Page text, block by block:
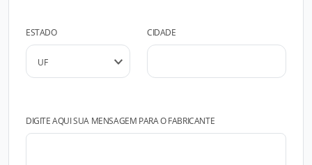
ESTADO CIDADE
DIGITE AQUI SUA MENSAGEM PARA O FABRICANTE